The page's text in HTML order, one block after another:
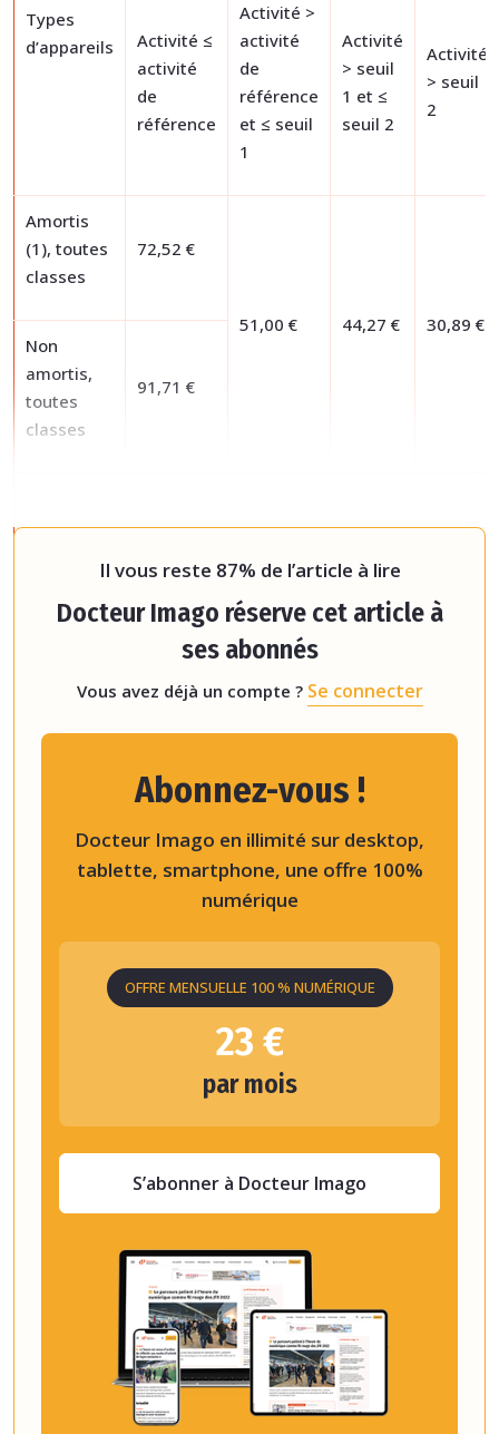
Types
d’appareils
Activité ≤
activité
de
référence
Activité >
activité
de
référence
et ≤ seuil
1
Activité
> seuil
1 et ≤
seuil 2
Activité
> seuil
2
Amortis
(1), toutes
classes
72,52 €
51,00 € 44,27 €
30,89 €
Non
amortis,
toutes
classes
91,71 €
Il vous reste 87% de l’article à lire
Docteur Imago réserve cet article à
ses abonnés
Vous avez déjà un compte ? Se connecter
Abonnez-vous !
Docteur Imago en illimité sur desktop,
tablette, smartphone, une offre 100%
numérique
OFFRE MENSUELLE 100 % NUMÉRIQUE
23 €
par mois
S’abonner à Docteur Imago